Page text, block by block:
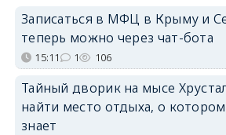
Записаться в МФЦ в Крыму и
теперь можно через чат-бота
15:11 1 106
Тайный дворик на мысе
найти место отдыха, о
знает